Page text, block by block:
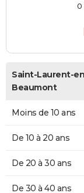
0
Saint-Laurent-
Beaumont
Moins de 10 ans
De 10 à 20 ans
De 20 à 30 ans
De 30 à 40 ans